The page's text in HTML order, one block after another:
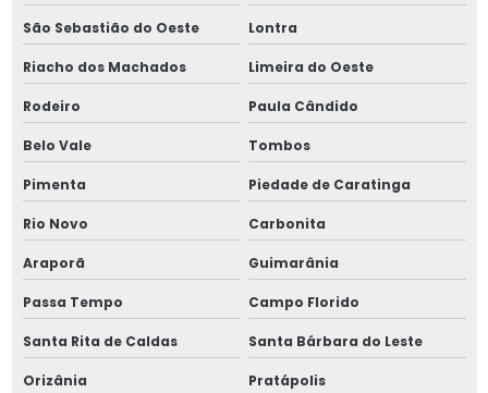
São Sebastião do Oeste Lontra
Riacho dos Machados Limeira do Oeste
Rodeiro Paula Cândido
Belo Vale Tombos
Pimenta Piedade de Caratinga
Rio Novo Carbonita
Araporã Guimarânia
Passa Tempo Campo Florido
Santa Rita de Caldas Santa Bárbara do Leste
Orizânia Pratápolis